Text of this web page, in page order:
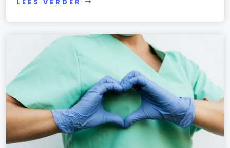
LEES VERDER